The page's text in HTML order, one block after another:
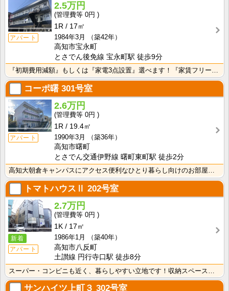
アパート
2.5万円
0円
1R
17㎡
1984年3月
（築42年）
高知市宝永町
とさでん後免線 宝永町駅 徒歩9分
コーポ曙 301号室
アパート
2.6万円
0円
1R
19.4㎡
1990年3月
（築36年）
高知市曙町
とさでん交通伊野線 曙町東町駅 徒歩2分
トマトハウスⅡ 202号室
新着
アパート
2.7万円
0円
1K
17㎡
1986年1月
（築40年）
高知市八反町
土讃線 円行寺口駅 徒歩8分
サンハイツ上町３ 302号室